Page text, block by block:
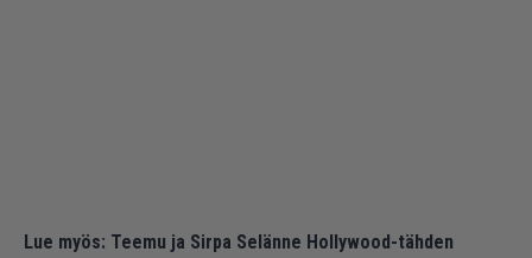
Lue myös: Teemu ja Sirpa Selänne Hollywood-tähden